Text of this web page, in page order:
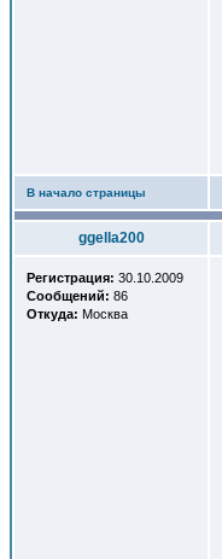
В начало страницы
ggella200
Регистрация: 30.10.2009
Сообщений: 86
Откуда: Москва